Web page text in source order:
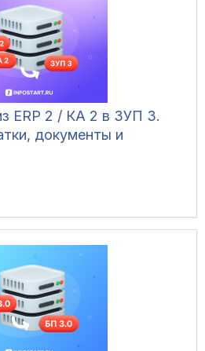
ERP 2 / КА 2 в ЗУП 3.
документы и